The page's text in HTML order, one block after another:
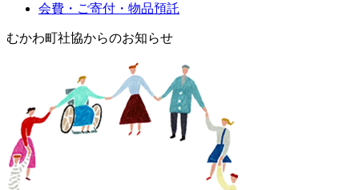
会費・ご寄付・物品預託
むかわ町社協からのお知らせ